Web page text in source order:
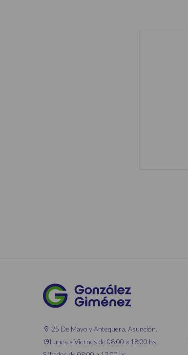
25 De Mayo y Antequera, Asunción.
Lunes a Viernes de 08:00 a 18:00 hs.